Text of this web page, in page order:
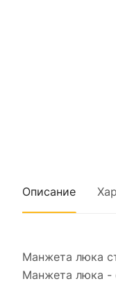
Описание
Манжета люка
Манжета люка -